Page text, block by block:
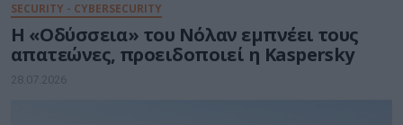
SECURITY - CYBERSECURITY
Η «Οδύσσεια» του Νόλαν εμπνέει τους
απατεώνες, προειδοποιεί η Kaspersky
28.07.2026